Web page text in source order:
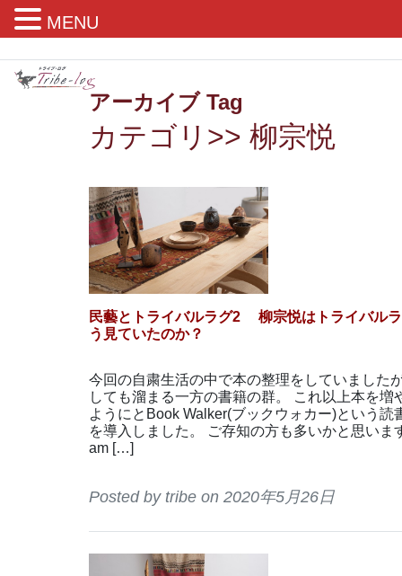
アーカイブ Tag
カテゴリ>> 柳宗悦
民藝とトライバルラグ2 柳宗悦はトライバル
う見ていたのか？
今回の自粛生活の中で本の整理をしていました
しても溜まる一方の書籍の群。 これ以上本を増
ようにとBook Walker(ブックウォカー)という読
を導入しました。 ご存知の方も多いかと思いま
am […]
Posted by tribe on 2020年5月26日
MENU